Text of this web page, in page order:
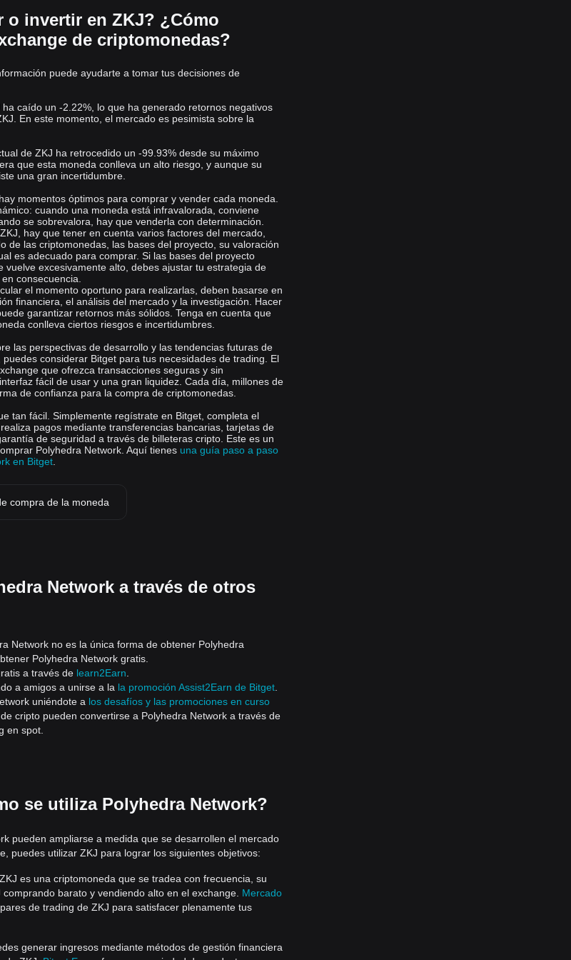
en invertir u operar con Polyhedra Network,
ntarse: ¿Dónde puedo comprar ZK? Puedes comprar
exchanges, como Bitget, que ofrece una
o invertir en ZKJ? ¿Cómo
de criptomonedas?
puede ayudarte a tomar tus decisiones de
caído un -2.22%, lo que ha generado retornos negativos
En este momento, el mercado es pesimista sobre la
de ZKJ ha retrocedido un -99.93% desde su máximo
que esta moneda conlleva un alto riesgo, y aunque su
una gran incertidumbre.
momentos óptimos para comprar y vender cada moneda.
cuando una moneda está infravalorada, conviene
se sobrevalora, hay que venderla con determinación.
hay que tener en cuenta varios factores del mercado,
de las criptomonedas, las bases del proyecto, su valoración
es adecuado para comprar. Si las bases del proyecto
vuelve excesivamente alto, debes ajustar tu estrategia de
consecuencia.
el momento oportuno para realizarlas, deben basarse en
financiera, el análisis del mercado y la investigación. Hacer
garantizar retornos más sólidos. Tenga en cuenta que
conlleva ciertos riesgos e incertidumbres.
las perspectivas de desarrollo y las tendencias futuras de
considerar Bitget para tus necesidades de trading. El
que ofrezca transacciones seguras y sin
fácil de usar y una gran liquidez. Cada día, millones de
de confianza para la compra de criptomonedas.
tan fácil. Simplemente regístrate en Bitget, completa el
pagos mediante transferencias bancarias, tarjetas de
de seguridad a través de billeteras cripto. Este es un
Polyhedra Network. Aquí tienes una guía paso a paso
en Bitget
compra de la moneda
Network a través de otros
Network no es la única forma de obtener Polyhedra
Polyhedra Network gratis.
a través de learn2Earn
a amigos a unirse a la la promoción Assist2Earn de Bitget
uniéndote a los desafíos y las promociones en curso
cripto pueden convertirse a Polyhedra Network a través de
en spot.
se utiliza Polyhedra Network?
pueden ampliarse a medida que se desarrollen el mercado
puedes utilizar ZKJ para lograr los siguientes objetivos:
es una criptomoneda que se tradea con frecuencia, su
barato y vendiendo alto en el exchange. Mercado
de trading de ZKJ para satisfacer plenamente tus
generar ingresos mediante métodos de gestión financiera